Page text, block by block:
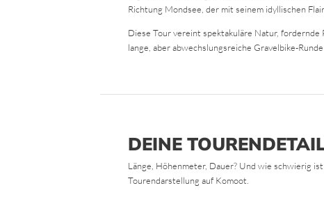
Richtung Mondsee, der mit seinem idyllischen
Diese Tour vereint spektakuläre Natur, fordernde
lange, aber abwechslungsreiche Gravelbike-
DEINE
Länge, Höhenmeter, Dauer? Und wie schwierig
Tourendarstellung auf Komoot.